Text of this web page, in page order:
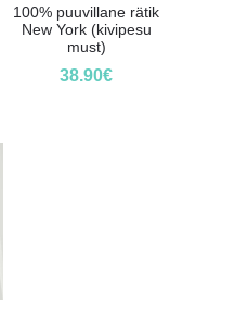
100% puuvillane rätik
New York (kivipesu
must)
38.90€